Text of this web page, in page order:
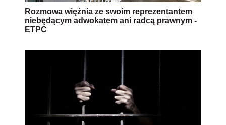
Rozmowa więźnia ze swoim reprezentantem
niebędącym adwokatem ani radcą prawnym -
ETPC